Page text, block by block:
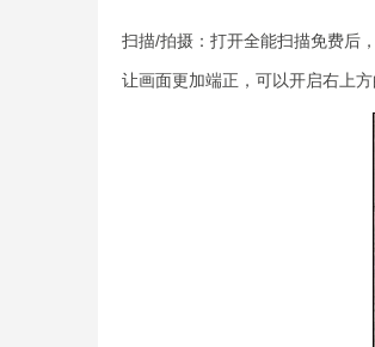
扫描/拍摄：打开全能扫描免费后
让画面更加端正，可以开启右上